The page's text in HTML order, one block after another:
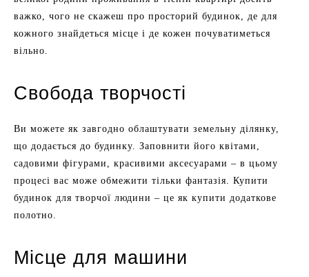
важко, чого не скажеш про просторий будинок, де для
кожного знайдеться місце і де кожен почуватиметься
вільно.
Свобода творчості
Ви можете як завгодно облаштувати земельну ділянку,
що додається до будинку. Заповнити його квітами,
садовими фігурами, красивими аксесуарами – в цьому
процесі вас може обмежити тільки фантазія. Купити
будинок для творчої людини – це як купити додаткове
полотно.
Місце для машини